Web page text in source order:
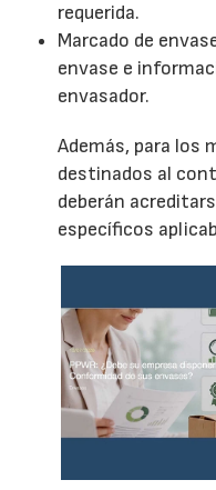
requerida.
Marcado de
envase e
envasador.
Además, para los
destinados al
deberán
específicos